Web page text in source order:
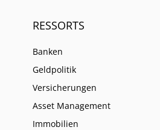
RESSORTS
Banken
Geldpolitik
Versicherungen
Asset Management
Immobilien